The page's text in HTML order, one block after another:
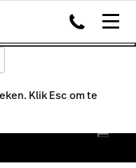
Klik Esc om te